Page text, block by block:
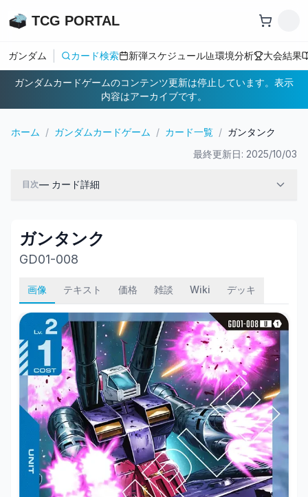
TCG PORTAL
ガンダム カード検索 新弾スケジュール 環境分析 大会結果
ガンダムカードゲームのコンテンツ更新は停止しています。表示
内容はアーカイブです。
ホーム / ガンダムカードゲーム / カード一覧 / ガンタンク
最終更新日: 2025/10/03
目次— カード詳細
ガンタンク
GD01-008
画像 テキスト 価格 雑談 Wiki デッキ